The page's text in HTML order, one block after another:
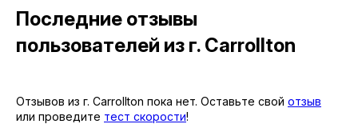
Последние отзывы
пользователей из г. Carrollton
Отзывов из г. Carrollton пока нет. Оставьте свой отзыв
или проведите тест скорости!